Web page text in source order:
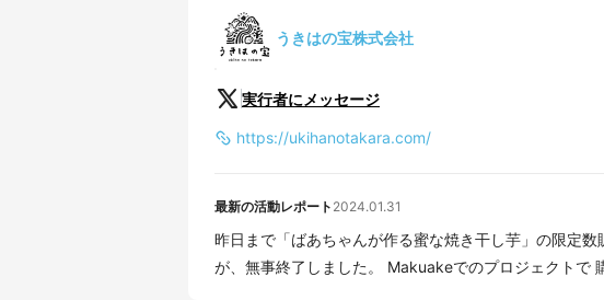
うきはの宝株式会社
実行者にメッセージ
https://ukihanotakara.com/
最新の活動レポート 2024.01.31
昨日まで「ばあちゃんが作る蜜な焼き干し芋」の限定
が、無事終了しました。 Makuakeでのプロジェクトで